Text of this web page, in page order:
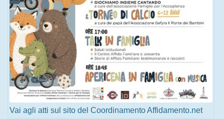
Vai agli atti sul sito del Coordinamento Affidamento.net